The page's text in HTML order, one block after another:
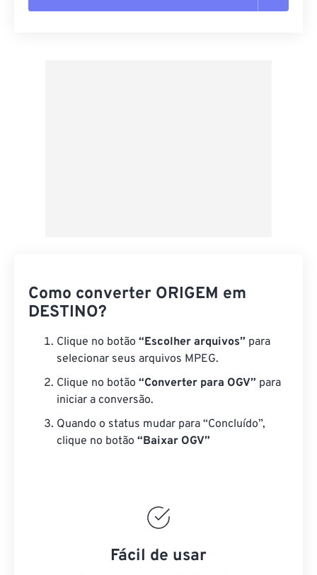
Como converter ORIGEM em
DESTINO?
Clique no botão “Escolher arquivos” para
selecionar seus arquivos MPEG.
Clique no botão “Converter para OGV” para
iniciar a conversão.
Quando o status mudar para “Concluído”,
clique no botão “Baixar OGV”
Fácil de usar